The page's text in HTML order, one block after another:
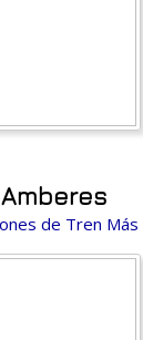
de Tren